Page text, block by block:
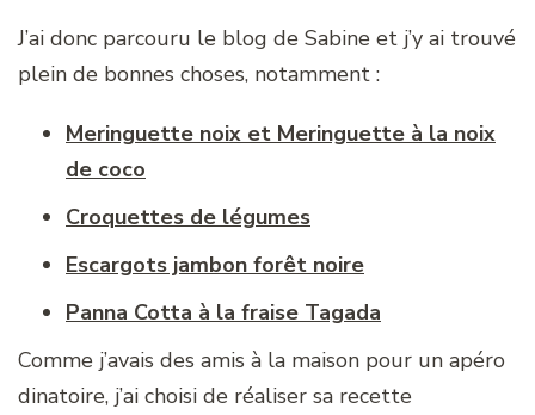
J’ai donc parcouru le blog de Sabine et j’y ai trouvé
plein de bonnes choses, notamment :
Meringuette noix et Meringuette à la noix
de coco
Croquettes de légumes
Escargots jambon forêt noire
Panna Cotta à la fraise Tagada
Comme j’avais des amis à la maison pour un apéro
dinatoire, j’ai choisi de réaliser sa recette